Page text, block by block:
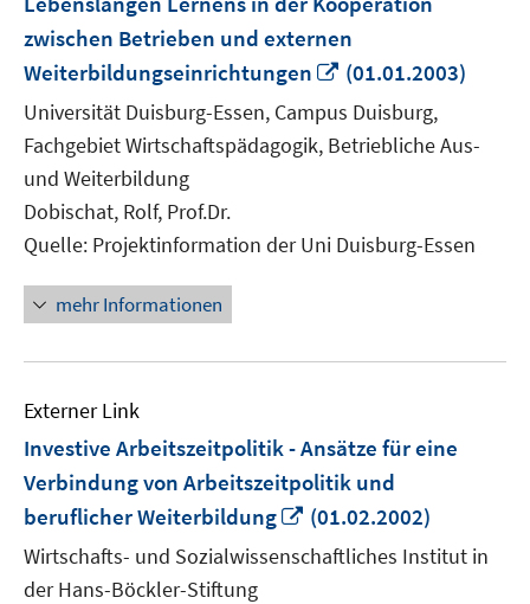
zwischen Betrieben und externen
Weiterbildungseinrichtungen
In
neuem
Fenster
öffnen
(01.01.2003)
Universität Duisburg-Essen, Campus Duisburg,
Fachgebiet Wirtschaftspädagogik, Betriebliche Aus-
und Weiterbildung
Dobischat, Rolf, Prof.Dr.
Quelle: Projektinformation der Uni Duisburg-Essen
mehr Informationen
Externer Link
Investive Arbeitszeitpolitik - Ansätze für eine
Verbindung von Arbeitszeitpolitik und
beruflicher Weiterbildung
In
neuem
Fenster
(01.02.2002)
Wirtschafts- und Sozialwissenschaftliches Institut in
der Hans-Böckler-Stiftung